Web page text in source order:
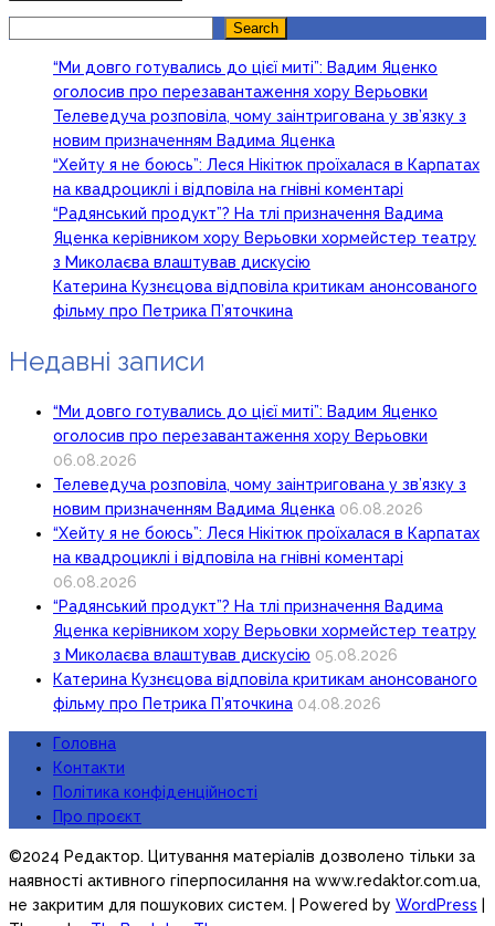
Search
“Ми довго готувались до цієї миті”: Вадим Яценко
оголосив про перезавантаження хору Верьовки
Телеведуча розповіла, чому заінтригована у зв’язку з
новим призначенням Вадима Яценка
“Хейту я не боюсь”: Леся Нікітюк проїхалася в Карпатах
на квадроциклі і відповіла на гнівні коментарі
“Радянський продукт”? На тлі призначення Вадима
Яценка керівником хору Верьовки хормейстер театру
з Миколаєва влаштував дискусію
Катерина Кузнєцова відповіла критикам анонсованого
фільму про Петрика П’яточкина
Недавні записи
“Ми довго готувались до цієї миті”: Вадим Яценко
оголосив про перезавантаження хору Верьовки
06.08.2026
Телеведуча розповіла, чому заінтригована у зв’язку з
новим призначенням Вадима Яценка 06.08.2026
“Хейту я не боюсь”: Леся Нікітюк проїхалася в Карпатах
на квадроциклі і відповіла на гнівні коментарі
06.08.2026
“Радянський продукт”? На тлі призначення Вадима
Яценка керівником хору Верьовки хормейстер театру
з Миколаєва влаштував дискусію 05.08.2026
Катерина Кузнєцова відповіла критикам анонсованого
фільму про Петрика П’яточкина 04.08.2026
Головна
Контакти
Політика конфіденційності
Про проєкт
©2024 Редактор. Цитування матеріалів дозволено тільки за
наявності активного гіперпосилання на www.redaktor.com.ua,
не закритим для пошукових систем. | Powered by WordPress